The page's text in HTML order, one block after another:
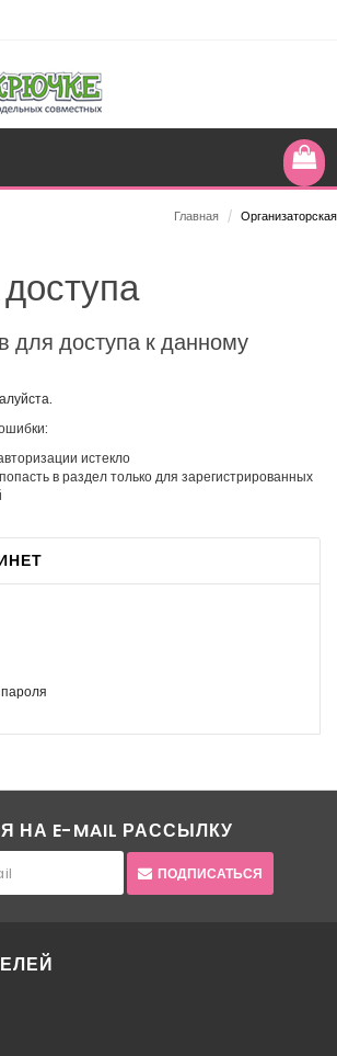
Главная / Организаторская
для доступа к данному
истекло
в раздел только для зарегистрированных
НА E-MAIL РАССЫЛКУ
ПОДПИСАТЬСЯ